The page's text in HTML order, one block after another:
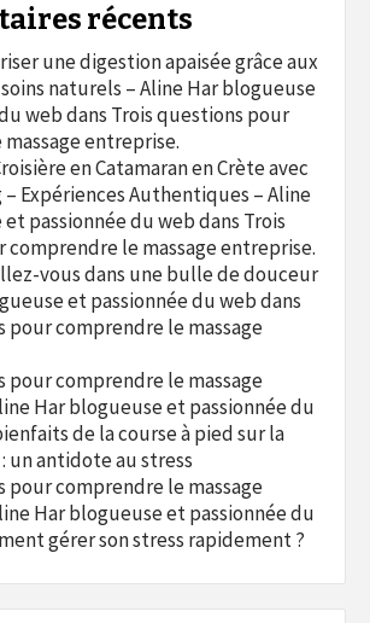
récents
une digestion apaisée grâce aux
naturels – Aline Har blogueuse
webdans Trois questions pour
entreprise.
en Catamaran en Crète avec
Expériences Authentiques – Aline
passionnée du webdans Trois
le massage entreprise.
vous dans une bulle de douceur
et passionnée du webdans
pour comprendre le massage
pour comprendre le massage
Har blogueuse et passionnée du
de la course à pied sur la
un antidote au stress
pour comprendre le massage
Har blogueuse et passionnée du
gérer son stress rapidement ?